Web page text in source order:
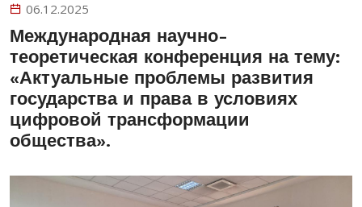
06.12.2025
Международная научно-
теоретическая конференция на тему:
«Актуальные проблемы развития
государства и права в условиях
цифровой трансформации
общества».